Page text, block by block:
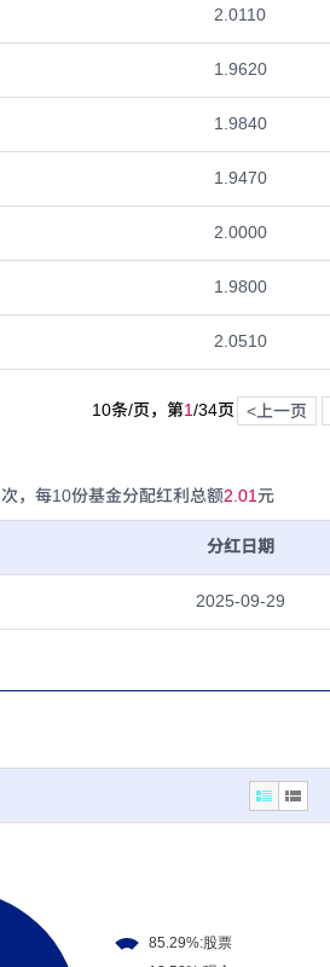
2.0110
1.9620
1.9840
1.9470
2.0000
1.9800
2.0510
10条/页，第1/34页 <上一页
次，每10份基金分配红利总额2.01 元
分红日期
2025-09-29